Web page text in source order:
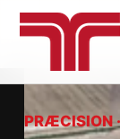
PRÆCISION